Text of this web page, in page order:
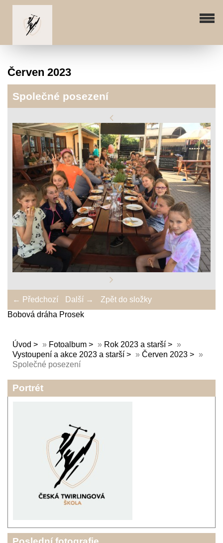
Červen 2023
Společné posezení
← Předchozí Další →
Zpět do složky
Bobová dráha Prosek
Úvod » Fotoalbum » Rok 2023 a starší
»
Vystoupení a akce 2023 a starší
» Červen 2023
»
Společné posezení
Portrét